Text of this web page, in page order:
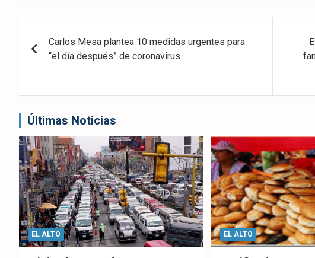
de
Carlos Mesa plantea 10 medidas urgentes para
“el día después” de coronavirus
Últimas Noticias
EL ALTO EL ALTO